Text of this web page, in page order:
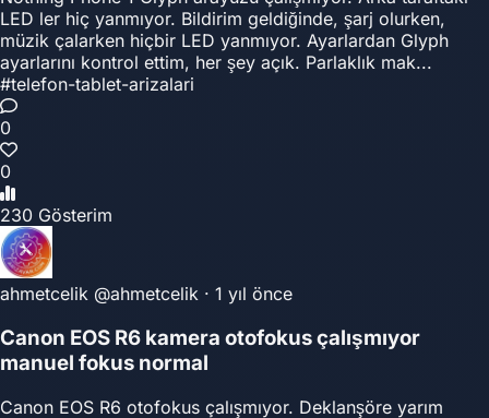
LED ler hiç yanmıyor. Bildirim geldiğinde, şarj olurken,
müzik çalarken hiçbir LED yanmıyor. Ayarlardan Glyph
ayarlarını kontrol ettim, her şey açık. Parlaklık mak...
#telefon-tablet-arizalari
0
0
230 Gösterim
ahmetcelik @ahmetcelik · 1 yıl önce
Canon EOS R6 kamera otofokus çalışmıyor
manuel fokus normal
Canon EOS R6 otofokus çalışmıyor. Deklanşöre yarım